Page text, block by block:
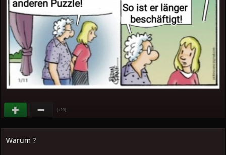
(+19)
Warum ?